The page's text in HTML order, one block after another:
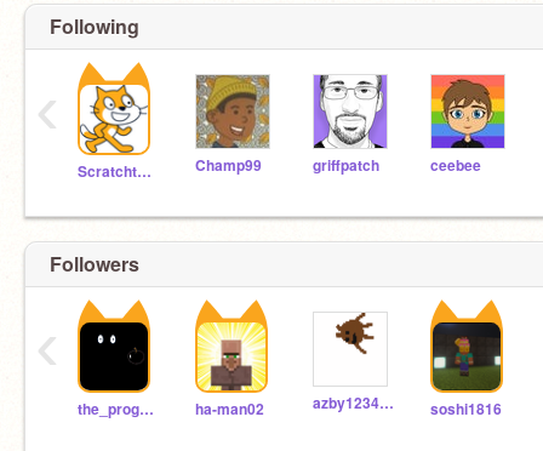
Following
Scratchteam Champ99 griffpatch ceebee
‹
Followers
the_programmer_cat ha-man02 azby123456789 soshi1816
‹